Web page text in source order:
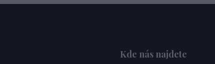
Kde nás najdete